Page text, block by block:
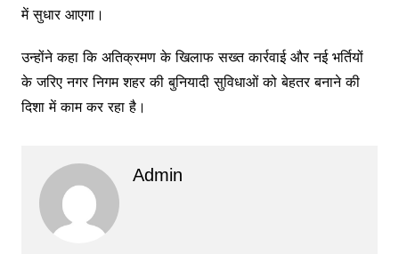
में सुधार आएगा।
उन्होंने कहा कि अतिक्रमण के खिलाफ सख्त कार्रवाई और नई भर्तियों
के जरिए नगर निगम शहर की बुनियादी सुविधाओं को बेहतर बनाने की
दिशा में काम कर रहा है।
Admin